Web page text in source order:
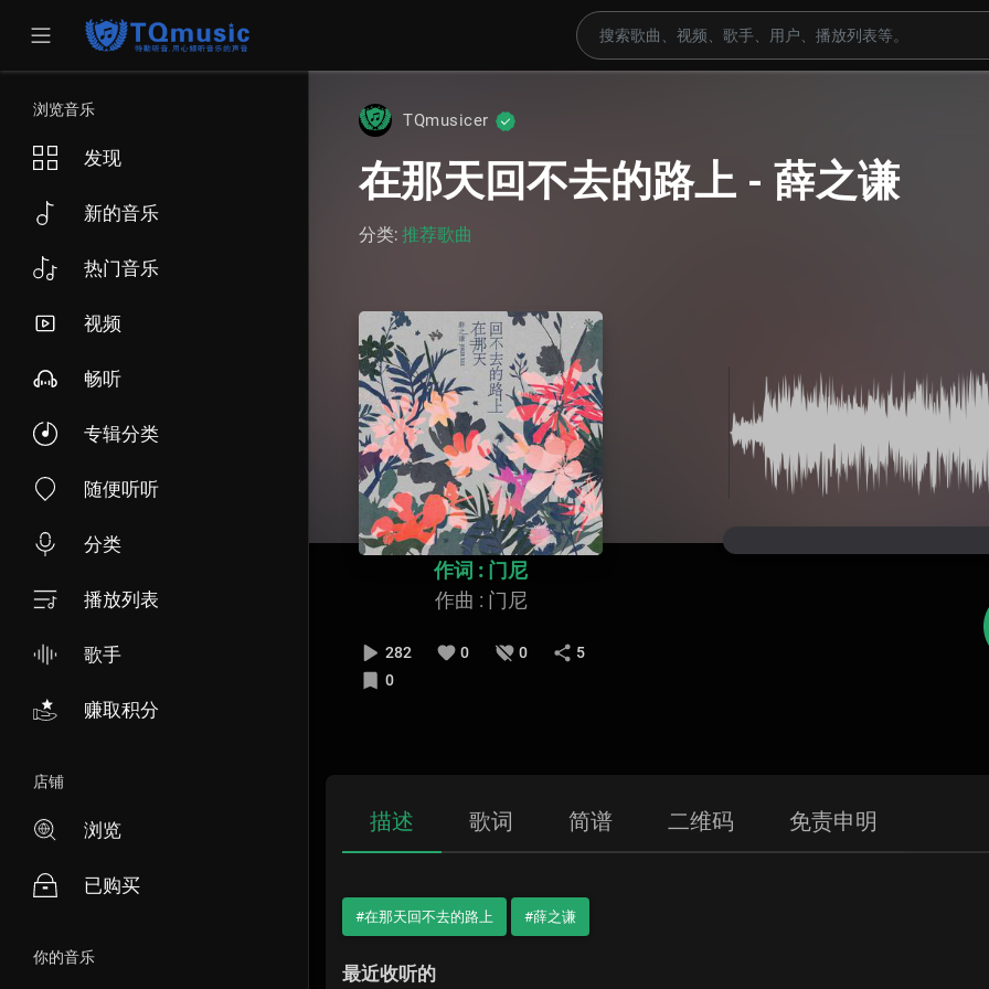
浏览音乐
发现
新的音乐
热门音乐
视频
畅听
专辑分类
随便听听
分类
播放列表
歌手
赚取积分
店铺
浏览
已购买
你的音乐
TQmusicer
在那天回不去的路上 - 薛之谦
分类: 推荐歌曲
作词 : 门尼
作曲 : 门尼
282 0 0
5
0
描述 歌词 简谱 二维码 免责申明
#在那天回不去的路上 #薛之谦
最近收听的